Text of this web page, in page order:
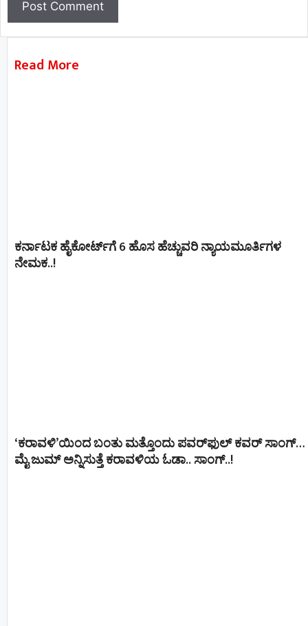
Read More
ಕರ್ನಾಟಕ ಹೈಕೋರ್ಟ್‌ಗೆ 6 ಹೊಸ ಹೆಚ್ಚುವರಿ ನ್ಯಾಯಮೂರ್ತಿಗಳ
ನೇಮಕ..!
‘ಕರಾವಳಿ’ಯಿಂದ ಬಂತು ಮತ್ತೊಂದು ಪವರ್‌ಫುಲ್ ಕವರ್ ಸಾಂಗ್…
ಮೈ ಜುಮ್ ಅನ್ನಿಸುತ್ತೆ ಕರಾವಳಿಯ ಓಡಾ.. ಸಾಂಗ್‌..!